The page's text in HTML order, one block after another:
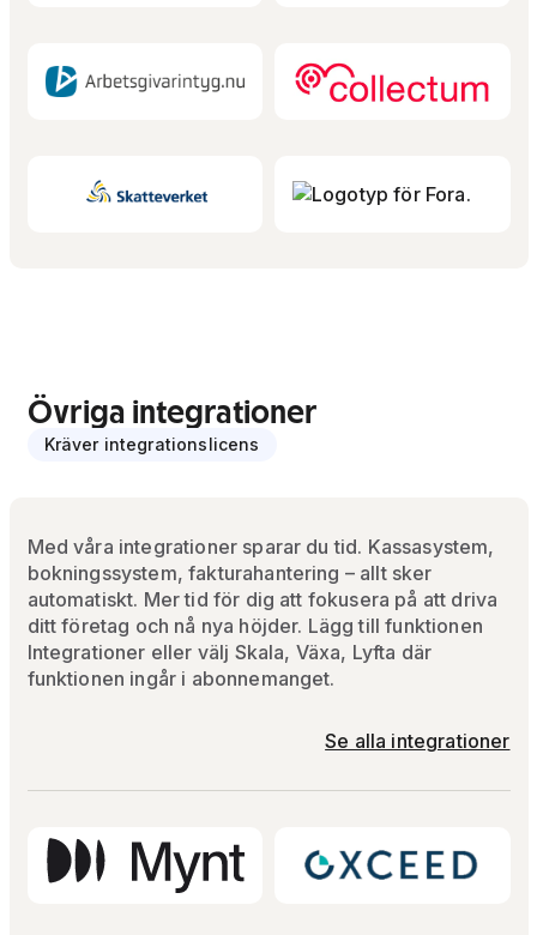
Övriga integrationer
Kräver integrationslicens
Med våra integrationer sparar du tid. Kassasystem,
bokningssystem, fakturahantering – allt sker
automatiskt. Mer tid för dig att fokusera på att driva
ditt företag och nå nya höjder. Lägg till funktionen
Integrationer eller välj Skala, Växa, Lyfta där
funktionen ingår i abonnemanget.
Se alla integrationer